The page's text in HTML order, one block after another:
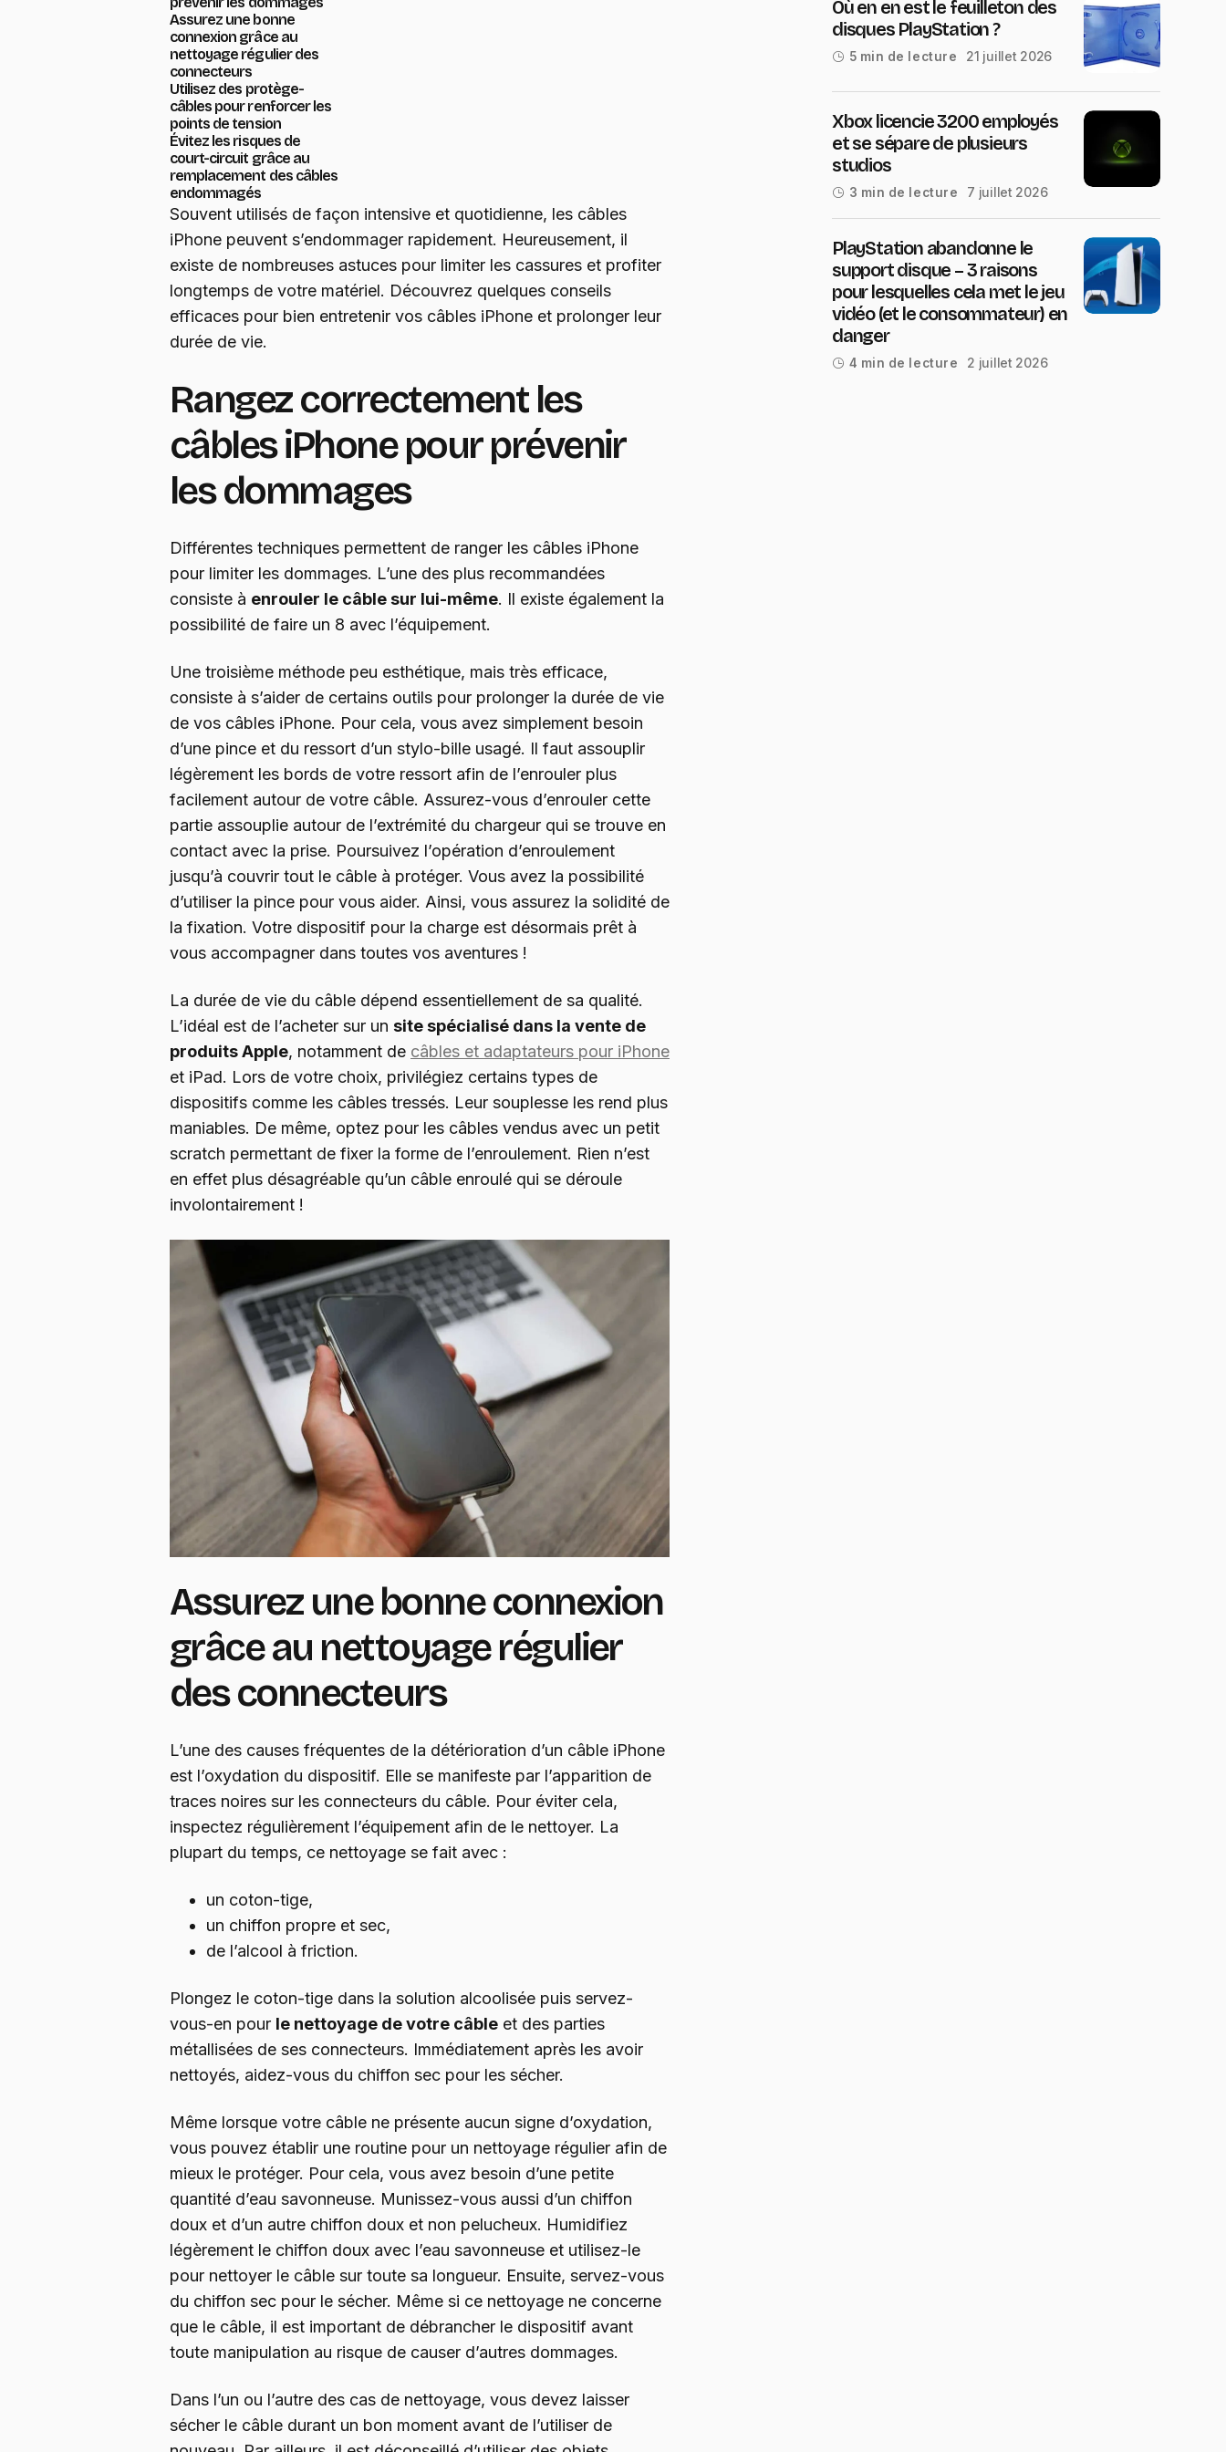
Assurez une bonne
connexion grâce au
nettoyage régulier des
connecteurs
Utilisez des protège-
câbles pour renforcer les
points de tension
Évitez les risques de
court-circuit grâce au
remplacement des câbles
endommagés
Souvent utilisés de façon intensive et quotidienne, les câbles
iPhone peuvent s’endommager rapidement. Heureusement, il
existe de nombreuses astuces pour limiter les cassures et profiter
longtemps de votre matériel. Découvrez quelques conseils
efficaces pour bien entretenir vos câbles iPhone et prolonger leur
durée de vie.
Rangez correctement les
câbles iPhone pour prévenir
les dommages
Différentes techniques permettent de ranger les câbles iPhone
pour limiter les dommages. L’une des plus recommandées
consiste à enrouler le câble sur lui-même. Il existe également la
possibilité de faire un 8 avec l’équipement.
Une troisième méthode peu esthétique, mais très efficace,
consiste à s’aider de certains outils pour prolonger la durée de vie
de vos câbles iPhone. Pour cela, vous avez simplement besoin
d’une pince et du ressort d’un stylo-bille usagé. Il faut assouplir
légèrement les bords de votre ressort afin de l’enrouler plus
facilement autour de votre câble. Assurez-vous d’enrouler cette
partie assouplie autour de l’extrémité du chargeur qui se trouve en
contact avec la prise. Poursuivez l’opération d’enroulement
jusqu’à couvrir tout le câble à protéger. Vous avez la possibilité
d’utiliser la pince pour vous aider. Ainsi, vous assurez la solidité de
la fixation. Votre dispositif pour la charge est désormais prêt à
vous accompagner dans toutes vos aventures !
La durée de vie du câble dépend essentiellement de sa qualité.
L’idéal est de l’acheter sur un site spécialisé dans la vente de
produits Apple, notamment de câbles et adaptateurs pour iPhone
et iPad. Lors de votre choix, privilégiez certains types de
dispositifs comme les câbles tressés. Leur souplesse les rend plus
maniables. De même, optez pour les câbles vendus avec un petit
scratch permettant de fixer la forme de l’enroulement. Rien n’est
en effet plus désagréable qu’un câble enroulé qui se déroule
involontairement !
Assurez une bonne connexion
grâce au nettoyage régulier
des connecteurs
L’une des causes fréquentes de la détérioration d’un câble iPhone
est l’oxydation du dispositif. Elle se manifeste par l’apparition de
traces noires sur les connecteurs du câble. Pour éviter cela,
inspectez régulièrement l’équipement afin de le nettoyer. La
plupart du temps, ce nettoyage se fait avec :
un coton-tige,
un chiffon propre et sec,
de l’alcool à friction.
Plongez le coton-tige dans la solution alcoolisée puis servez-
vous-en pour le nettoyage de votre câble et des parties
métallisées de ses connecteurs. Immédiatement après les avoir
nettoyés, aidez-vous du chiffon sec pour les sécher.
Même lorsque votre câble ne présente aucun signe d’oxydation,
vous pouvez établir une routine pour un nettoyage régulier afin de
mieux le protéger. Pour cela, vous avez besoin d’une petite
quantité d’eau savonneuse. Munissez-vous aussi d’un chiffon
doux et d’un autre chiffon doux et non pelucheux. Humidifiez
légèrement le chiffon doux avec l’eau savonneuse et utilisez-le
pour nettoyer le câble sur toute sa longueur. Ensuite, servez-vous
du chiffon sec pour le sécher. Même si ce nettoyage ne concerne
que le câble, il est important de débrancher le dispositif avant
toute manipulation au risque de causer d’autres dommages.
Dans l’un ou l’autre des cas de nettoyage, vous devez laisser
sécher le câble durant un bon moment avant de l’utiliser de
Où en en est le feuilleton des
disques PlayStation ?
5 min de lecture 21 juillet 2026
Xbox licencie 3200 employés
et se sépare de plusieurs
studios
3 min de lecture 7 juillet 2026
PlayStation abandonne le
support disque – 3 raisons
pour lesquelles cela met le jeu
vidéo (et le consommateur) en
danger
4 min de lecture 2 juillet 2026